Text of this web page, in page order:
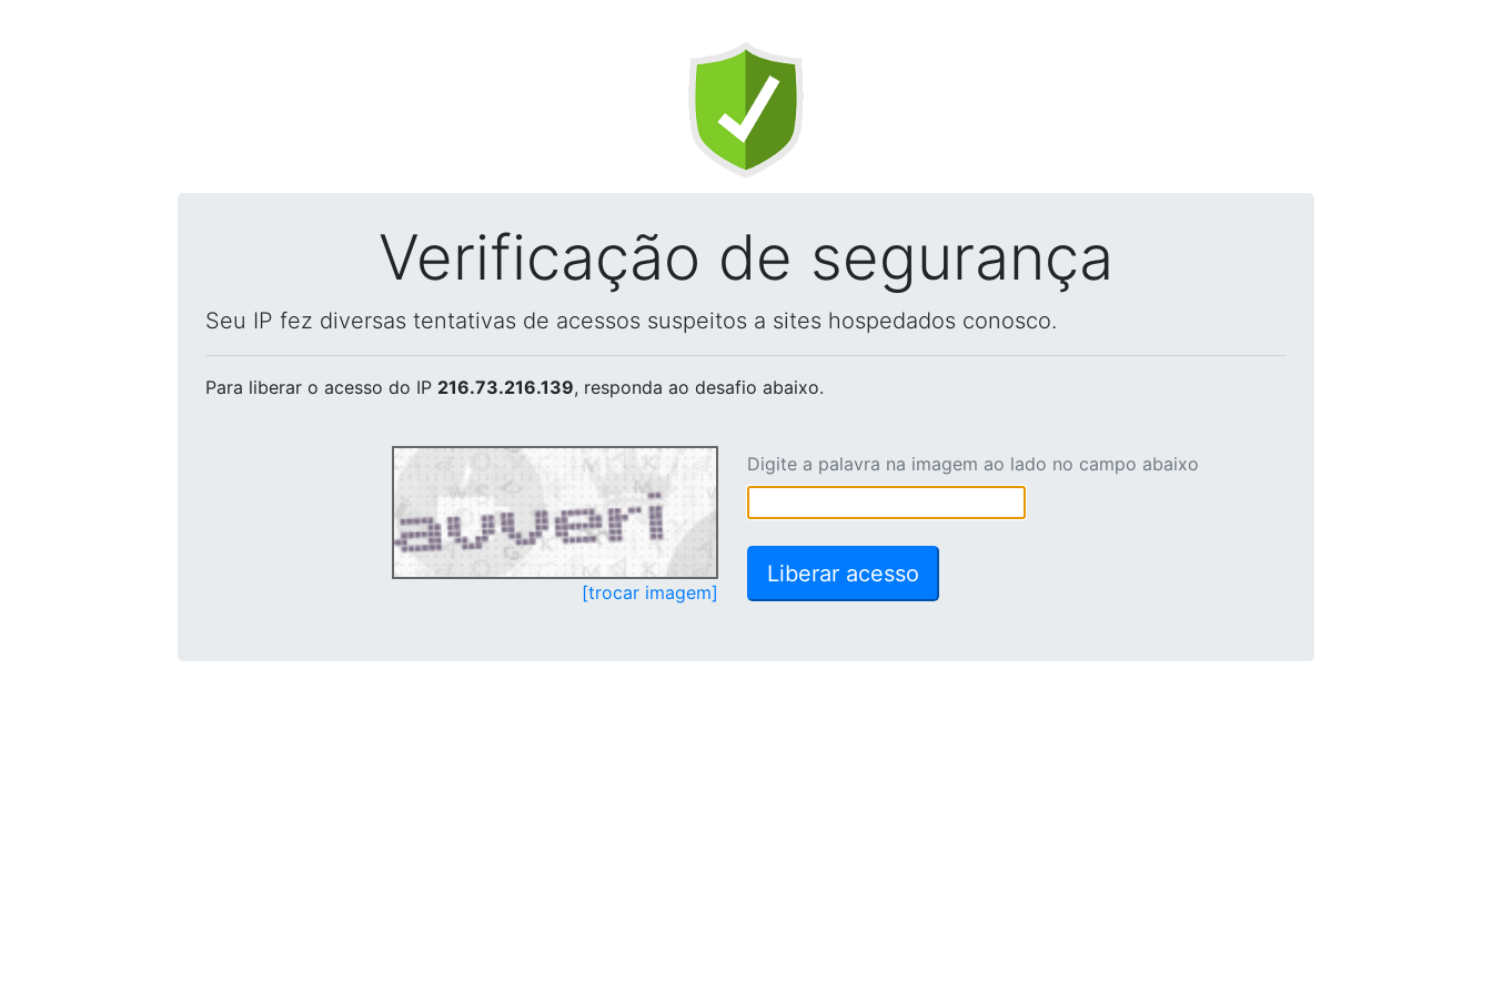
Verificação de segurança
Seu IP fez diversas tentativas de acessos suspeitos a sites hospedados conosco.
Para liberar o acesso do IP 216.73.216.139, responda ao desafio abaixo.
[trocar imagem]
Digite a palavra na imagem ao lado no campo abaixo